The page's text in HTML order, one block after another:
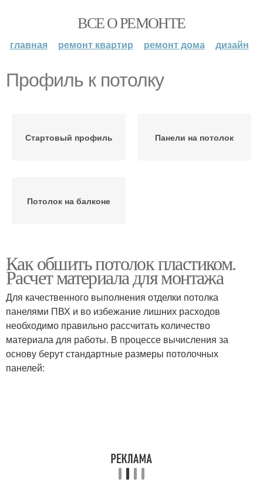
ВСЕ О РЕМОНТЕ
главная ремонт квартир ремонт дома дизайн
Профиль к потолку
Стартовый профиль Панели на потолок
Потолок на балконе
Как обшить потолок пластиком.
Расчет материала для монтажа
Для качественного выполнения отделки потолка
панелями ПВХ и во избежание лишних расходов
необходимо правильно рассчитать количество
материала для работы. В процессе вычисления за
основу берут стандартные размеры потолочных
панелей: